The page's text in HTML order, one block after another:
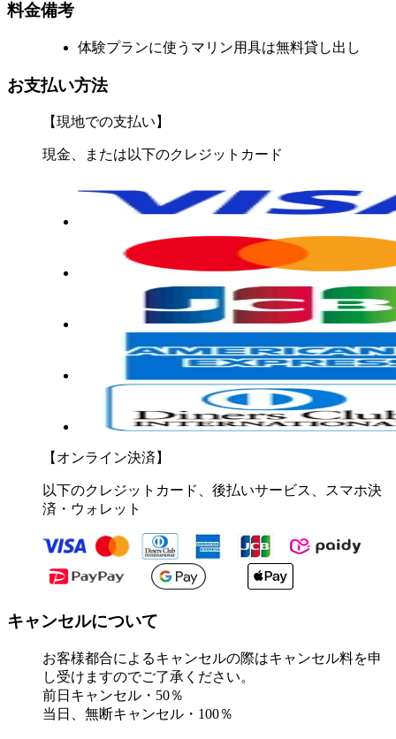
料金備考
体験プランに使うマリン用具は無料貸し出し
お支払い方法
【現地での支払い】
現金、または以下のクレジットカード
【オンライン決済】
以下のクレジットカード、後払いサービス、スマホ決
済・ウォレット
キャンセルについて
お客様都合によるキャンセルの際はキャンセル料を申
し受けますのでご了承ください。
前日キャンセル・50％
当日、無断キャンセル・100％